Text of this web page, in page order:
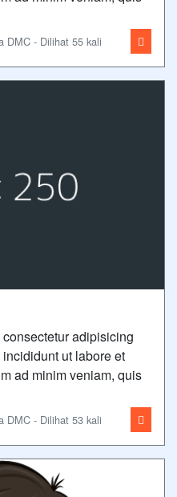
DMC - Dilihat 55 kali
adipisicing
ut labore et
ad minim veniam, quis
DMC - Dilihat 53 kali